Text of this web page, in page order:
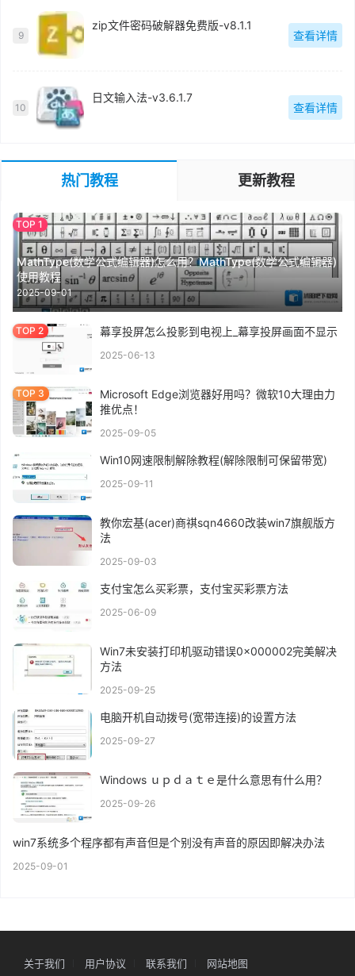
9
zip文件密码破解器免费版-v8.1.1
查看详情
10
日文输入法-v3.6.1.7
查看详情
热门教程 更新教程
MathType(数学公式编辑器)怎么用？MathType(数学公式编辑器)
使用教程
2025-09-01
幕享投屏怎么投影到电视上_幕享投屏画面不显示
2025-06-13
Microsoft Edge浏览器好用吗？微软10大理由力
推优点！
2025-09-05
Win10网速限制解除教程(解除限制可保留带宽)
2025-09-11
教你宏基(acer)商祺sqn4660改装win7旗舰版方
法
2025-09-03
支付宝怎么买彩票，支付宝买彩票方法
2025-06-09
Win7未安装打印机驱动错误0x000002完美解决
方法
2025-09-25
电脑开机自动拨号(宽带连接)的设置方法
2025-09-27
Windows ｕｐｄａｔｅ是什么意思有什么用？
2025-09-26
win7系统多个程序都有声音但是个别没有声音的原因即解决办法
2025-09-01
关于我们 用户协议 联系我们 网站地图